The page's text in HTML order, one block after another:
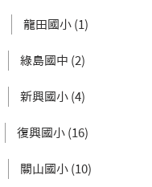
龍田國小 (1)
綠島國中 (2)
新興國小 (4)
復興國小 (16)
關山國小 (10)